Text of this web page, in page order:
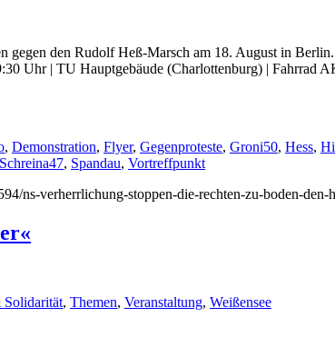
gegen den Rudolf Heß-Marsch am 18. August in
Uhr | TU Hauptgebäude (Charlottenburg) |
, Demonstration, Flyer, Gegenproteste, Groni50, Hess,
Schreina47, Spandau, Vortreffpunkt
ns-verherrlichung-stoppen-die-rechten-zu-boden-den-
Solidarität, Themen, Veranstaltung, Weißensee